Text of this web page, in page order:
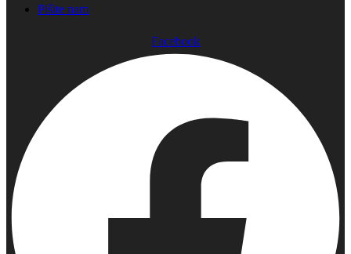
Pišite nam
Facebook